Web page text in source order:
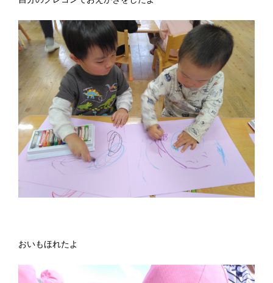
おいもほれたよ